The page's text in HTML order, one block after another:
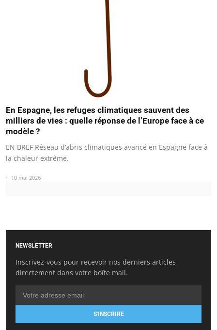
En Espagne, les refuges climatiques sauvent des
milliers de vies : quelle réponse de l’Europe face à ce
modèle ?
EN BREF Réseau d’abris climatiques avancé en Espagne face à
la chaleur extrême.
10 mai 2026
NEWSLETTER
Inscrivez-vous pour recevoir nos derniers articles
directement dans votre boîte mail.
S'INSCRIRE